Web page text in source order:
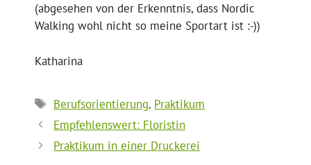
(abgesehen von der Erkenntnis, dass Nordic
Walking wohl nicht so meine Sportart ist :-))
Katharina
Schlagwörter
Berufsorientierung, Praktikum
Empfehlenswert: Floristin
Praktikum in einer Druckerei